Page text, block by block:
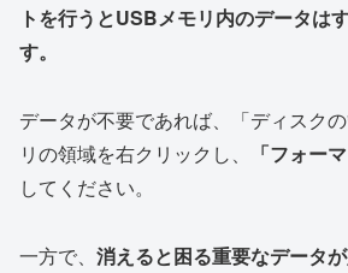
トを行うとUSBメモリ内のデータは
す。
データが不要であれば、「ディスク
リの領域を右クリックし、
「フォー
してください。
一方で、 消えると困る重要なデータが